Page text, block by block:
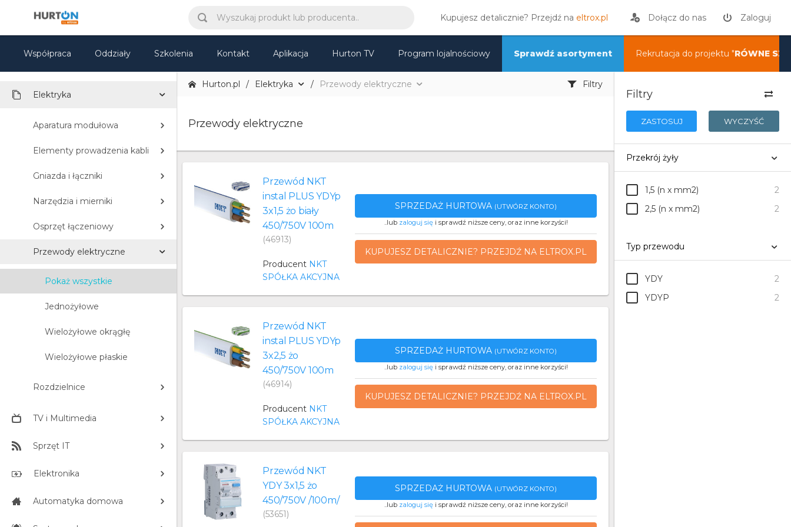
Kupujesz detalicznie? Przejdź na eltrox.pl Dołącz do nas Zaloguj
Współpraca Oddziały Szkolenia Kontakt Aplikacja Hurton TV Program lojalnościowy Sprawdź asortyment Rekrutacja do projektu "RÓWNE
KATEGORIE
Elektryka
Aparatura modułowa
Elementy prowadzenia kabli
Gniazda i łączniki
Narzędzia i mierniki
Osprzęt łączeniowy
Przewody elektryczne
Pokaż wszystkie
Jednożyłowe
Wielożyłowe okrągłę
Wielożyłowe płaskie
Rozdzielnice
TV i Multimedia
Sprzęt IT
Elektronika
Automatyka domowa
Hurton.pl Elektryka Przewody elektryczne Filtry
Przewody elektryczne
Przewód NKT
instal PLUS YDYp
3x1,5 żo biały
450/750V 100m
(46913)
Producent NKT
SPÓŁKA AKCYJNA
SPRZEDAŻ HURTOWA (UTWÓRZ KONTO)
..lub zaloguj sięi sprawdź niższe ceny, oraz inne korzyści!
KUPUJESZ DETALICZNIE? PRZEJDŹ NA ELTROX.PL
Przewód NKT
instal PLUS YDYp
3x2,5 żo
450/750V 100m
(46914)
Producent NKT
SPÓŁKA AKCYJNA
SPRZEDAŻ HURTOWA (UTWÓRZ KONTO)
..lub zaloguj sięi sprawdź niższe ceny, oraz inne korzyści!
KUPUJESZ DETALICZNIE? PRZEJDŹ NA ELTROX.PL
Przewód NKT
YDY 3x1,5 żo
450/750V /100m/
(53651)
SPRZEDAŻ HURTOWA (UTWÓRZ KONTO)
..lub zaloguj sięi sprawdź niższe ceny, oraz inne korzyści!
Filtry
ZASTOSUJ WYCZYŚĆ
Przekrój żyły
1,5 (n x mm2)
2
2,5 (n x mm2)
2
Typ przewodu
YDY
2
YDYP
2